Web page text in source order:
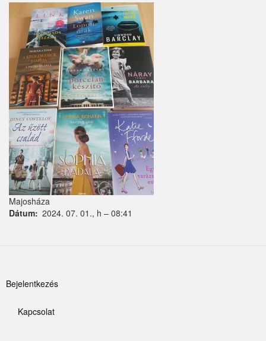
Ipolydamásd
Ipolytölgyes
Káva
Kemence
Kismaros
Kisnémedi
Kisoroszi
Kóka
Kőröstetétlen
Leányfalu
Letkés
Majosháza
Dátum 2024. 07. 01., h – 08:41
Felhasználói
menüje
Bejelentkezés
Lábléc
Kapcsolat